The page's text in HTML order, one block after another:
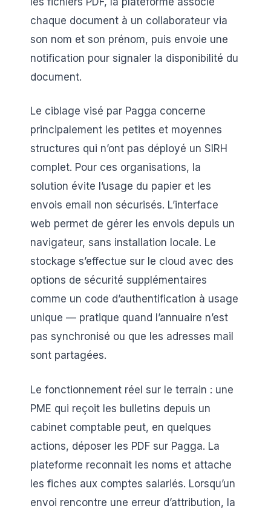
chaque document à un collaborateur via
son nom et son prénom, puis envoie une
notification pour signaler la disponibilité du
document.
Le ciblage visé par Pagga concerne
principalement les petites et moyennes
structures qui n’ont pas déployé un SIRH
complet. Pour ces organisations, la
solution évite l’usage du papier et les
envois email non sécurisés. L’interface
web permet de gérer les envois depuis un
navigateur, sans installation locale. Le
stockage s’effectue sur le cloud avec des
options de sécurité supplémentaires
comme un code d’authentification à usage
unique — pratique quand l’annuaire n’est
pas synchronisé ou que les adresses mail
sont partagées.
Le fonctionnement réel sur le terrain : une
PME qui reçoit les bulletins depuis un
cabinet comptable peut, en quelques
actions, déposer les PDF sur Pagga. La
plateforme reconnait les noms et attache
les fiches aux comptes salariés. Lorsqu’un
envoi rencontre une erreur d’attribution, la